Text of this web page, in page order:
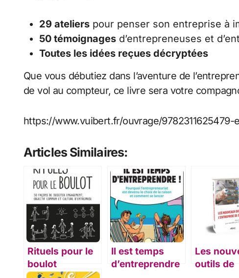
29 ateliers pour penser son entreprise à
50 témoignages d’entrepreneuses et
Toutes les idées reçues décryptées
Que vous débutiez dans l’aventure de
de vol au compteur, ce livre sera votre
https://www.vuibert.fr/ouvrage/
Articles Similaires:
Rituels pour le
boulot
Il est temps
d’entreprendre
Les
outils de